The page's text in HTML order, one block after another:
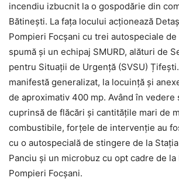
incendiu izbucnit la o gospodărie din
Bătinești. La fața locului acționează
Pompieri Focșani cu trei autospeciale
spumă și un echipaj SMURD, alături de
pentru Situații de Urgență (SVSU)
manifestă generalizat, la locuință și
de aproximativ 400 mp. Având în vedere
cuprinsă de flăcări și cantitățile mari de
combustibile, forțele de intervenție au
cu o autospecială de stingere de la
Panciu și un microbuz cu opt cadre de
Pompieri Focșani.